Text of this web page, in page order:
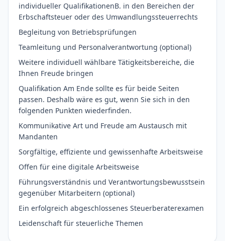
individueller QualifikationenB. in den Bereichen der
Erbschaftsteuer oder des Umwandlungssteuerrechts
Begleitung von Betriebsprüfungen
Teamleitung und Personalverantwortung (optional)
Weitere individuell wählbare Tätigkeitsbereiche, die
Ihnen Freude bringen
Qualifikation Am Ende sollte es für beide Seiten
passen. Deshalb wäre es gut, wenn Sie sich in den
folgenden Punkten wiederfinden.
Kommunikative Art und Freude am Austausch mit
Mandanten
Sorgfältige, effiziente und gewissenhafte Arbeitsweise
Offen für eine digitale Arbeitsweise
Führungsverständnis und Verantwortungsbewusstsein
gegenüber Mitarbeitern (optional)
Ein erfolgreich abgeschlossenes Steuerberaterexamen
Leidenschaft für steuerliche Themen